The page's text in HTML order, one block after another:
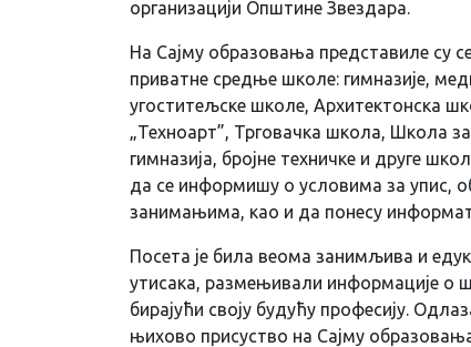
организацији Општине Звездара.
На Сајму образовања представиле су
приватне средње школе: гимназије,
угоститељске школе, Архитектонска
„Техноарт”, Трговачка школа, Школа
гимназија, бројне техничке и друге
да се информишу о условима за упис,
занимањима, као и да понесу
Посета је била веома занимљива и
утисака, размењивали информације о
бирајући своју будућу професију.
њихово присуство на Сајму